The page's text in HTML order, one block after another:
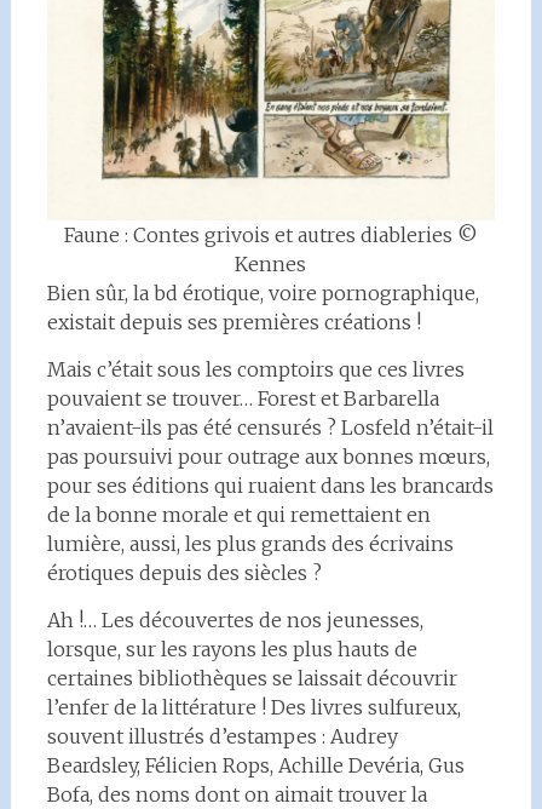
Faune : Contes grivois et autres diableries ©
Kennes
Bien sûr, la bd érotique, voire pornographique,
existait depuis ses premières créations !
Mais c’était sous les comptoirs que ces livres
pouvaient se trouver… Forest et Barbarella
n’avaient-ils pas été censurés ? Losfeld n’était-il
pas poursuivi pour outrage aux bonnes mœurs,
pour ses éditions qui ruaient dans les brancards
de la bonne morale et qui remettaient en
lumière, aussi, les plus grands des écrivains
érotiques depuis des siècles ?
Ah !… Les découvertes de nos jeunesses,
lorsque, sur les rayons les plus hauts de
certaines bibliothèques se laissait découvrir
l’enfer de la littérature ! Des livres sulfureux,
souvent illustrés d’estampes : Audrey
Beardsley, Félicien Rops, Achille Devéria, Gus
Bofa, des noms dont on aimait trouver la